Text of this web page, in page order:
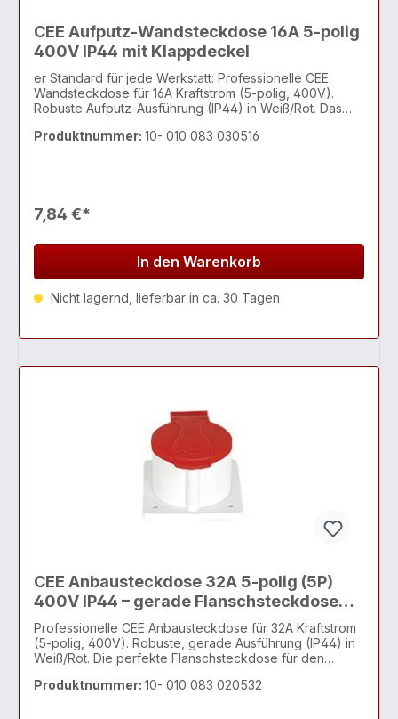
CEE Aufputz-Wandsteckdose 16A 5-polig
400V IP44 mit Klappdeckel
er Standard für jede Werkstatt: Professionelle CEE
Wandsteckdose für 16A Kraftstrom (5-polig, 400V).
Robuste Aufputz-Ausführung (IP44) in Weiß/Rot. Das
Stecken. Die ideale Starkstrom-Steckdose zur
Produktnummer: 10- 010 083 030516
7,84 €*
In den Warenkorb
Nicht lagernd, lieferbar in ca. 30 Tagen
CEE Anbausteckdose 32A 5-polig (5P)
400V IP44 – gerade Flanschsteckdose
mit Klappdeckel
Professionelle CEE Anbausteckdose für 32A Kraftstrom
(5-polig, 400V). Robuste, gerade Ausführung (IP44) in
Weiß/Rot. Die perfekte Flanschsteckdose für den
oder für die Einspeisung an mobilen Geräten. Mit
Produktnummer: 10- 010 083 020532